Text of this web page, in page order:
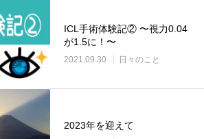
ICL手術体験記② 〜視力0.04
が1.5に！〜
2021.09.30 日々のこと
2023年を迎えて